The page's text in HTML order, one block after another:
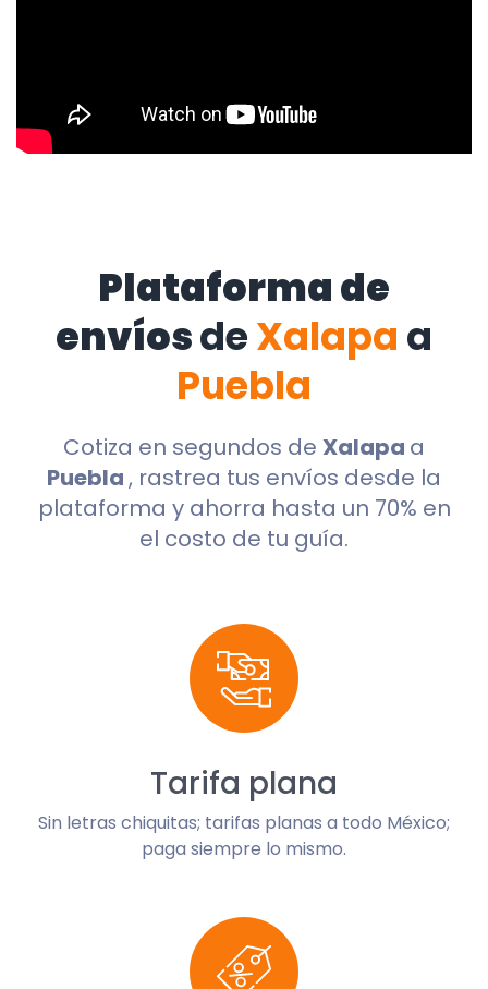
Plataforma de
envíosdeXalapa a
Puebla
Cotiza en segundos de Xalapa a
Puebla, rastrea tus envíos desde la
plataforma y ahorra hasta un 70% en
el costo de tu guía.
Tarifa plana
Sin letras chiquitas; tarifas planas a todo México;
paga siempre lo mismo.